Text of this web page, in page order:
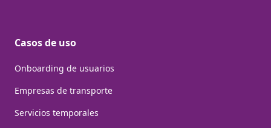
Casos de uso
Onboarding de usuarios
Empresas de transporte
Servicios temporales